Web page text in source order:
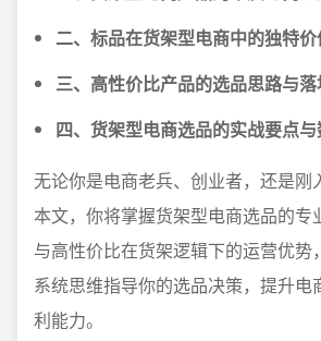
二、标品在货架型电商中的独特
三、高性价比产品的选品思路与
四、货架型电商选品的实战要点
无论你是电商老兵、创业者，还是刚
本文，你将掌握货架型电商选品的专
与高性价比在货架逻辑下的运营优势
系统思维指导你的选品决策，提升电
利能力。